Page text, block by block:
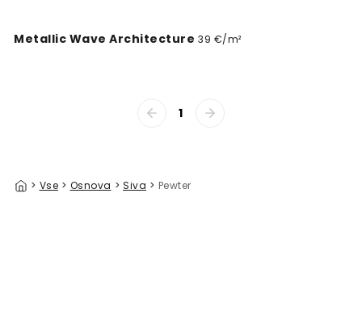
Metallic Wave Architecture 39 €/m²
1
> Vse > Osnova > Siva > Pewter